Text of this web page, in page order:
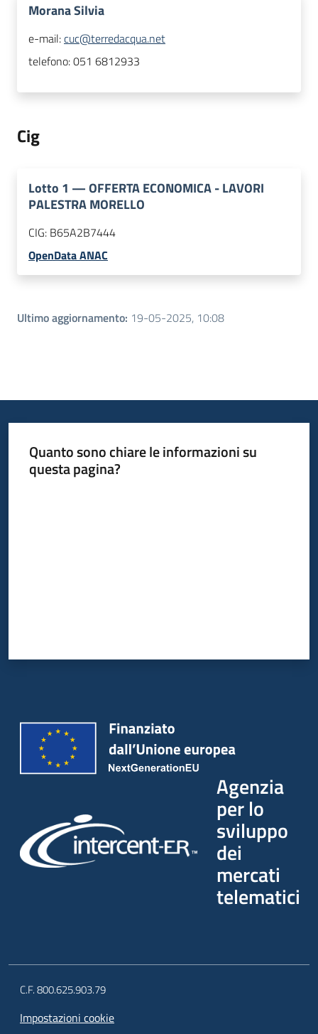
Morana Silvia
e-mail:cuc@terredacqua.net
telefono:051 6812933
Cig
Lotto 1 —OFFERTA ECONOMICA - LAVORI
PALESTRA MORELLO
CIG: B65A2B7444
OpenData ANAC
Ultimo aggiornamento: 19-05-2025, 10:08
Quanto sono chiare le informazioni su
questa pagina?
Agenzia
per lo
sviluppo
dei
mercati
telematici
C.F. 800.625.903.79
Impostazioni cookie